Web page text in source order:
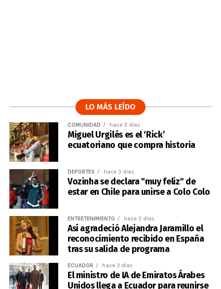
LO MÁS LEÍDO
COMUNIDAD hace 3 días
Miguel Urgilés es el ‘Rick’
ecuatoriano que compra historia
DEPORTES hace 3 días
Vozinha se declara "muy feliz" de
estar en Chile para unirse a Colo Colo
ENTRETENIMIENTO hace 3 días
Así agradeció Alejandra Jaramillo el
reconocimiento recibido en España
tras su salida de programa
ECUADOR hace 3 días
El ministro de IA de Emiratos Árabes
Unidos llega a Ecuador para reunirse